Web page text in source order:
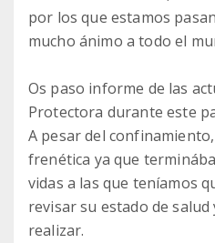
por los que estamos
mucho ánimo a todo el
Os paso informe de las
Protectora durante este
A pesar del
frenética ya que
vidas a las que teníamos
revisar su estado de
realizar.